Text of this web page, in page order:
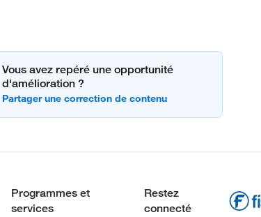
Vous avez repéré une opportunité
d'amélioration ?
Programmes et
services
Restez
connecté